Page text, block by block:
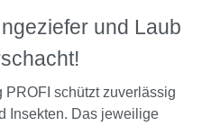
und Laub
schützt zuverlässig
Insekten. Das jeweilige